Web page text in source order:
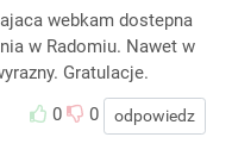
webkam dostepna
w Radomiu. Nawet w
Gratulacje.
0
0 odpowiedz